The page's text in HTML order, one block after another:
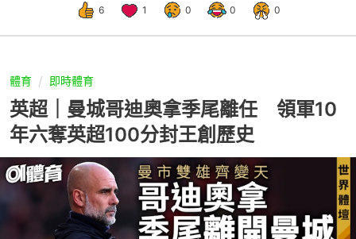
6 1 0 0 0
體育 即時體育
英超｜曼城哥迪奧拿季尾離任 領軍10
年六奪英超100分封王創歷史